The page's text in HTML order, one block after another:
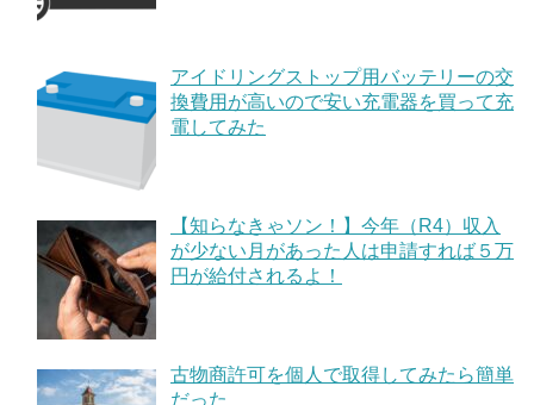
アイドリングストップ用バッテリーの交
換費用が高いので安い充電器を買って充
電してみた
【知らなきゃソン！】今年（R4）収入
が少ない月があった人は申請すれば５万
円が給付されるよ！
古物商許可を個人で取得してみたら簡単
だった